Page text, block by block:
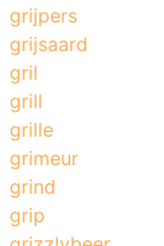
grijpers
grijsaard
gril
grill
grille
grimeur
grind
grip